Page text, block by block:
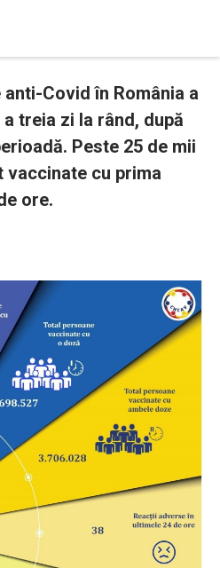
Covid în România a
treia zi la rând, după
Peste 25 de mii
vaccinate cu prima
ore.